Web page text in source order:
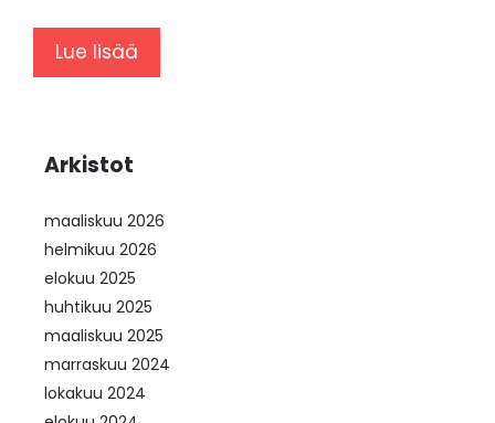
Lue lisää
Arkistot
maaliskuu 2026
helmikuu 2026
elokuu 2025
huhtikuu 2025
maaliskuu 2025
marraskuu 2024
lokakuu 2024